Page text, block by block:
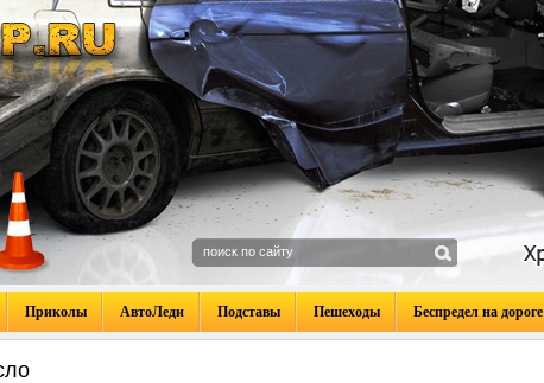
Приколы АвтоЛеди Подставы Пешеходы Беспредел на дороге